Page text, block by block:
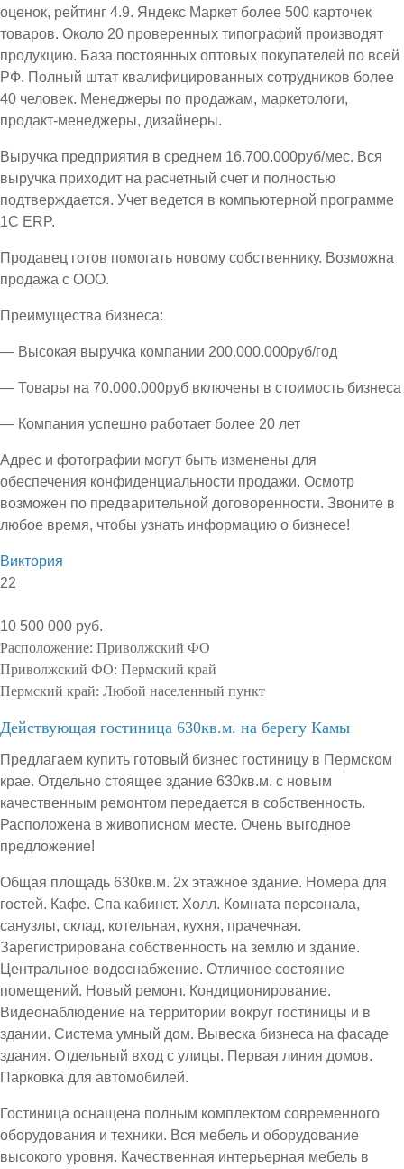
оценок, рейтинг 4.9. Яндекс Маркет более 500 карточек
товаров. Около 20 проверенных типографий производят
продукцию. База постоянных оптовых покупателей по всей
РФ. Полный штат квалифицированных сотрудников более
40 человек. Менеджеры по продажам, маркетологи,
продакт-менеджеры, дизайнеры.
Выручка предприятия в среднем 16.700.000руб/мес. Вся
выручка приходит на расчетный счет и полностью
подтверждается. Учет ведется в компьютерной программе
1С ЕRP.
Продавец готов помогать новому собственнику. Возможна
продажа с ООО.
Преимущества бизнеса:
— Высокая выручка компании 200.000.000руб/год
— Товары на 70.000.000руб включены в стоимость бизнеса
— Компания успешно работает более 20 лет
Адрес и фотографии могут быть изменены для
обеспечения конфиденциальности продажи. Осмотр
возможен по предварительной договоренности. Звоните в
любое время, чтобы узнать информацию о бизнесе!
Виктория
22
10 500 000 руб.
Расположение: Приволжский ФО
Приволжский ФО: Пермский край
Пермский край: Любой населенный пункт
Действующая гостиница 630кв.м. на берегу Камы
Предлагаем купить готовый бизнес гостиницу в Пермском
крае. Отдельно стоящее здание 630кв.м. с новым
качественным ремонтом передается в собственность.
Расположена в живописном месте. Очень выгодное
предложение!
Общая площадь 630кв.м. 2х этажное здание. Номера для
гостей. Кафе. Спа кабинет. Холл. Комната персонала,
санузлы, склад, котельная, кухня, прачечная.
Зарегистрирована собственность на землю и здание.
Центральное водоснабжение. Отличное состояние
помещений. Новый ремонт. Кондиционирование.
Видеонаблюдение на территории вокруг гостиницы и в
здании. Система умный дом. Вывеска бизнеса на фасаде
здания. Отдельный вход с улицы. Первая линия домов.
Парковка для автомобилей.
Гостиница оснащена полным комплектом современного
оборудования и техники. Вся мебель и оборудование
высокого уровня. Качественная интерьерная мебель в